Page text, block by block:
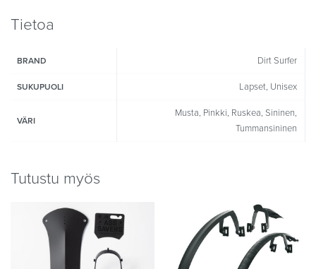
Tietoa
BRAND Dirt Surfer
SUKUPUOLI Lapset, Unisex
VÄRI
Musta, Pinkki, Ruskea, Sininen,
Tummansininen
Tutustu myös